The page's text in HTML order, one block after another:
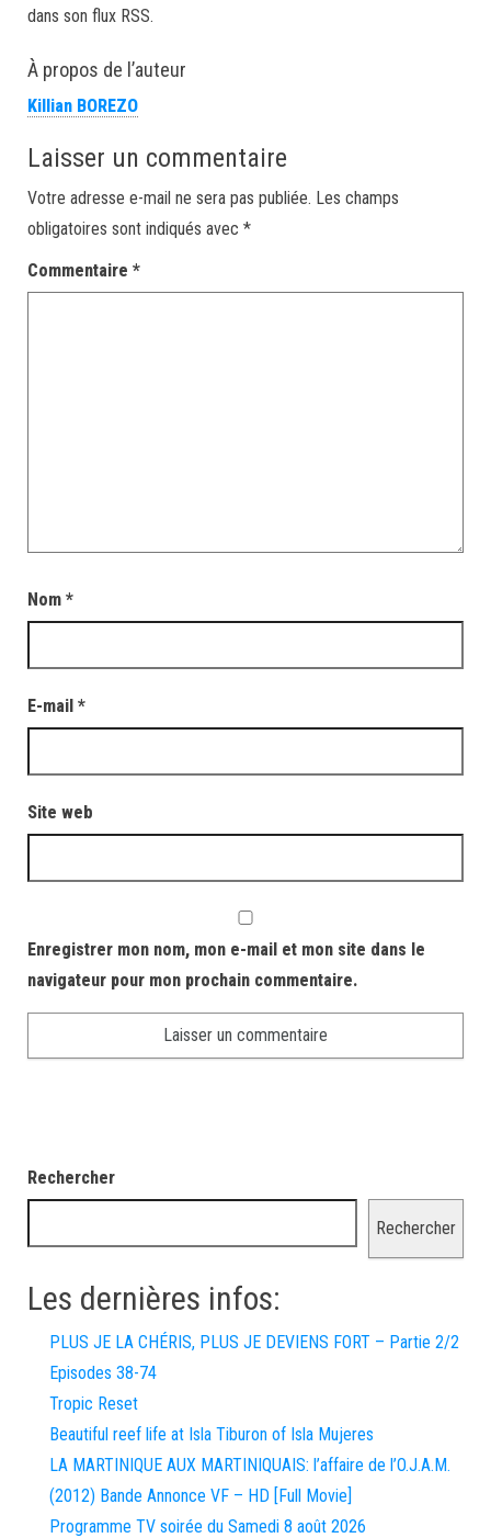
dans son flux RSS.
À propos de l’auteur
Killian BOREZO
Laisser un commentaire
Votre adresse e-mail ne sera pas publiée. Les champs
obligatoires sont indiqués avec *
Commentaire *
Nom *
E-mail *
Site web
Enregistrer mon nom, mon e-mail et mon site dans le
navigateur pour mon prochain commentaire.
Rechercher
Rechercher
Les dernières infos:
PLUS JE LA CHÉRIS, PLUS JE DEVIENS FORT – Partie 2/2
Episodes 38-74
Tropic Reset
Beautiful reef life at Isla Tiburon of Isla Mujeres
LA MARTINIQUE AUX MARTINIQUAIS: l’affaire de l’O.J.A.M.
(2012) Bande Annonce VF – HD [Full Movie]
Programme TV soirée du Samedi 8 août 2026